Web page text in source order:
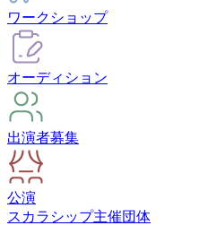
ワークショップ
オーディション
出演者募集
公演
スカラシップ主催団体